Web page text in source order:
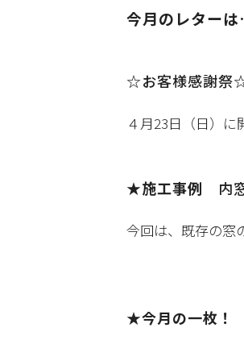
今月のレター
☆お客様感謝祭
４月23日（日）に
★施工事例 内
今回は、既存の窓
★今月の一枚！